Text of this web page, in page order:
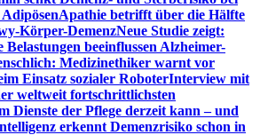
Apathie betrifft über die Hälfte
Körper-DemenzNeue Studie zeigt:
beeinflussen Alzheimer-
Medizinethiker warnt vor
Einsatz sozialer RoboterInterview mit
weltweit fortschrittlichsten
Dienste der Pflege derzeit kann – und
erkennt Demenzrisiko schon in